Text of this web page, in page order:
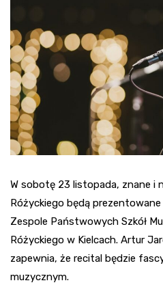
W sobotę 23 listopada, znane i
Różyckiego będą
Zespole Państwowych Szkół
Różyckiego w Kielcach. Artur
zapewnia, że recital będzie
muzycznym.